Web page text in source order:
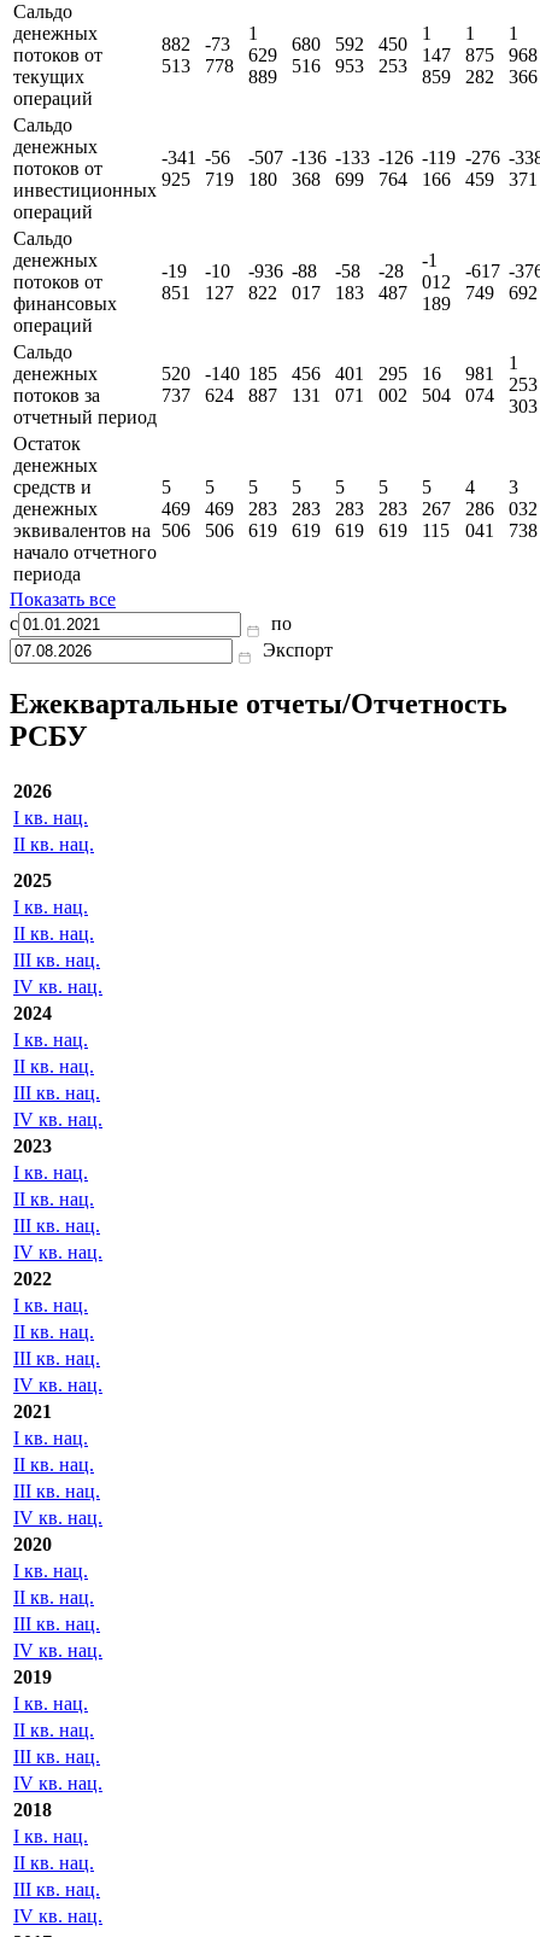
Сальдо
денежных
потоков от
текущих
операций
882
513
-73
778
1
629
889
680
516
592
953
450
253
1
147
859
1
875
282
1
968
366
Сальдо
денежных
потоков от
инвестиционных
операций
-341
925
-56
719
-507
180
-136
368
-133
699
-126
764
-119
166
-276
459
-
371
Сальдо
денежных
потоков от
финансовых
операций
-19
851
-10
127
-936
822
-88
017
-58
183
-28
487
-1
012
189
-617
749
-
692
Сальдо
денежных
потоков за
отчетный период
520
737
-140
624
185
887
456
131
401
071
295
002
16
504
981
074
1
253
303
Остаток
денежных
средств и
денежных
эквивалентов на
начало отчетного
периода
5
469
506
5
469
506
5
283
619
5
283
619
5
283
619
5
283
619
5
267
115
4
286
041
3
032
738
Показать все
с
по
Экспорт
Ежеквартальные отчеты/Отчетность
РСБУ
2026
I кв. нац.
II кв. нац.
2025
I кв. нац.
II кв. нац.
III кв. нац.
IV кв. нац.
2024
I кв. нац.
II кв. нац.
III кв. нац.
IV кв. нац.
2023
I кв. нац.
II кв. нац.
III кв. нац.
IV кв. нац.
2022
I кв. нац.
II кв. нац.
III кв. нац.
IV кв. нац.
2021
I кв. нац.
II кв. нац.
III кв. нац.
IV кв. нац.
2020
I кв. нац.
II кв. нац.
III кв. нац.
IV кв. нац.
2019
I кв. нац.
II кв. нац.
III кв. нац.
IV кв. нац.
2018
I кв. нац.
II кв. нац.
III кв. нац.
IV кв. нац.